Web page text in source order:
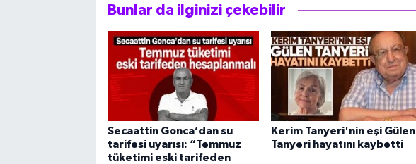
Bunlar da ilginizi çekebilir
Secaattin Gonca’dan su
tarifesi uyarısı: “Temmuz
tüketimi eski tarifeden
Kerim Tanyeri'nin eşi Gülen
Tanyeri hayatını kaybetti